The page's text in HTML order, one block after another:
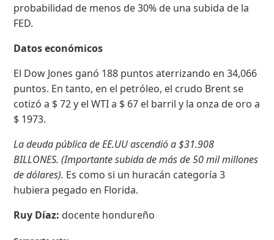
probabilidad de menos de 30% de una subida de la
FED.
Datos económicos
El Dow Jones ganó 188 puntos aterrizando en 34,066
puntos. En tanto, en el petróleo, el crudo Brent se
cotizó a $ 72 y el WTI a $ 67 el barril y la onza de oro a
$ 1973.
La deuda pública de EE.UU ascendió a $31.908
BILLONES. (Importante subida de más de 50 mil millones
de dólares). Es como si un huracán categoría 3
hubiera pegado en Florida.
Ruy Díaz: docente hondureño